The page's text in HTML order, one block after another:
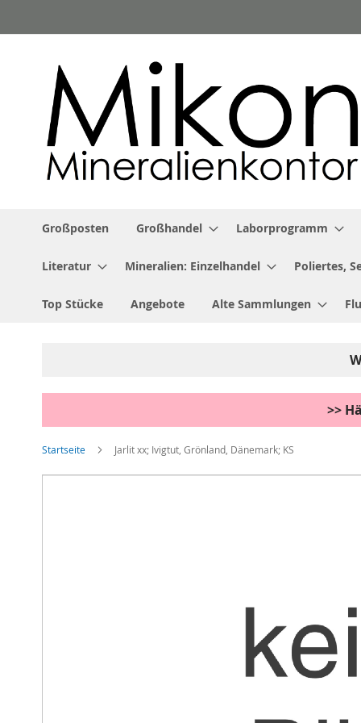
Inhalt
Großposten Großhandel Laborprogramm
Literatur Mineralien: Einzelhandel Poliertes,
Top Stücke Angebote Alte Sammlungen
>>
Startseite Jarlit xx; Ivigtut, Grönland, Dänemark; KS
Zum